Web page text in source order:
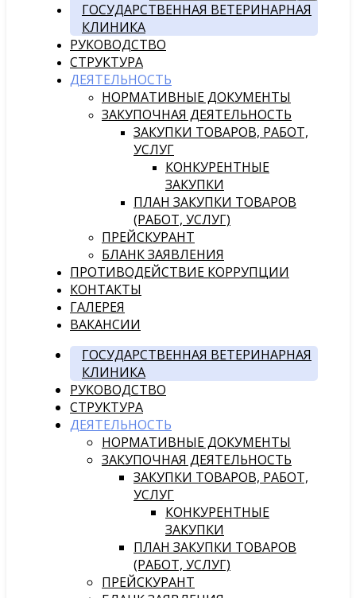
ГОСУДАРСТВЕННАЯ ВЕТЕРИНАРНАЯ
КЛИНИКА
РУКОВОДСТВО
СТРУКТУРА
ДЕЯТЕЛЬНОСТЬ
НОРМАТИВНЫЕ ДОКУМЕНТЫ
ЗАКУПОЧНАЯ ДЕЯТЕЛЬНОСТЬ
ЗАКУПКИ ТОВАРОВ, РАБОТ,
УСЛУГ
КОНКУРЕНТНЫЕ
ЗАКУПКИ
ПЛАН ЗАКУПКИ ТОВАРОВ
(РАБОТ, УСЛУГ)
ПРЕЙСКУРАНТ
БЛАНК ЗАЯВЛЕНИЯ
ПРОТИВОДЕЙСТВИЕ КОРРУПЦИИ
КОНТАКТЫ
ГАЛЕРЕЯ
ВАКАНСИИ
ГОСУДАРСТВЕННАЯ ВЕТЕРИНАРНАЯ
КЛИНИКА
РУКОВОДСТВО
СТРУКТУРА
ДЕЯТЕЛЬНОСТЬ
НОРМАТИВНЫЕ ДОКУМЕНТЫ
ЗАКУПОЧНАЯ ДЕЯТЕЛЬНОСТЬ
ЗАКУПКИ ТОВАРОВ, РАБОТ,
УСЛУГ
КОНКУРЕНТНЫЕ
ЗАКУПКИ
ПЛАН ЗАКУПКИ ТОВАРОВ
(РАБОТ, УСЛУГ)
ПРЕЙСКУРАНТ